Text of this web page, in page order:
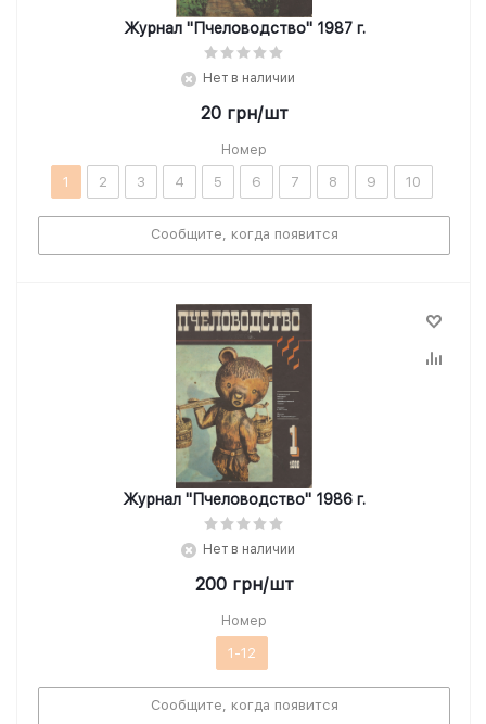
Журнал "Пчеловодство" 1987 г.
Нет в наличии
20грн/шт
Номер
1 2 3 4 5 6 7 8 9 10
Сообщите, когда появится
Журнал "Пчеловодство" 1986 г.
Нет в наличии
200грн/шт
Номер
1-12
Сообщите, когда появится